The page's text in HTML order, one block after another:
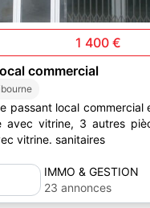
1 400 €
commercial
passant local commercial
avec vitrine, 3 autres
vitrine. sanitaires
IMMO & GESTION
23 annonces